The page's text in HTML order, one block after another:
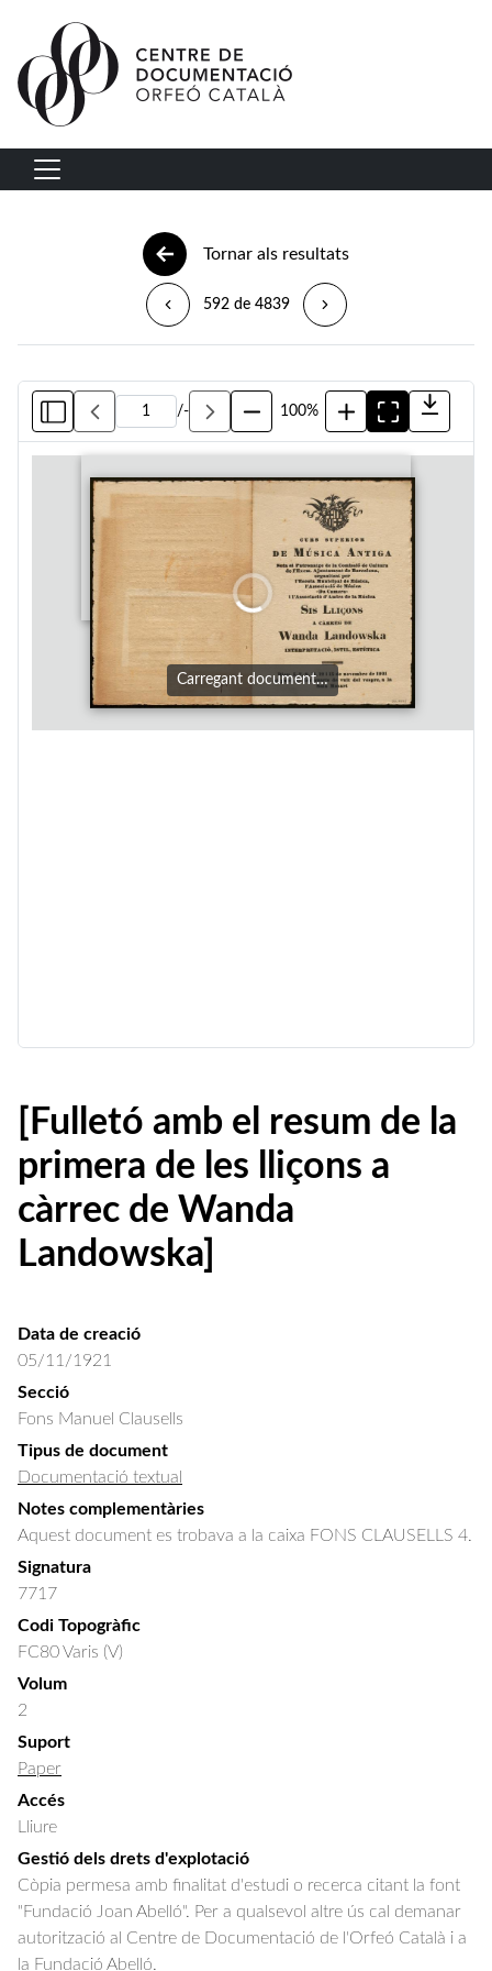
Vés al contingut
Navegació principal
Tornar als resultats
592 de 4839
/- 100%
Carregant document…
[Fulletó amb el resum de la
primera de les lliçons a
càrrec de Wanda
Landowska]
Data de creació
05/11/1921
Secció
Fons Manuel Clausells
Tipus de document
Documentació textual
Notes complementàries
Aquest document es trobava a la caixa FONS CLAUSELLS 4.
Signatura
7717
Codi Topogràfic
FC80 Varis (V)
Volum
2
Suport
Paper
Accés
Lliure
Gestió dels drets d'explotació
Còpia permesa amb finalitat d'estudi o recerca citant la font
"Fundació Joan Abelló". Per a qualsevol altre ús cal demanar
autorització al Centre de Documentació de l'Orfeó Català i a
la Fundació Abelló.